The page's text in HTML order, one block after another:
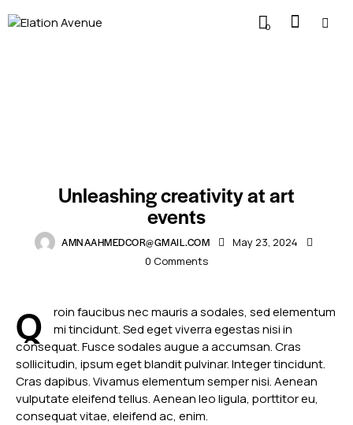
0
Unleashing creativity at art
events
AMNAAHMEDCOR@GMAIL.COM
May 23, 2024
0 Comments
Q
roin faucibus nec mauris a sodales, sed elementum
mi tincidunt. Sed eget viverra egestas nisi in
consequat. Fusce sodales augue a accumsan. Cras
sollicitudin, ipsum eget blandit pulvinar. Integer tincidunt.
Cras dapibus. Vivamus elementum semper nisi. Aenean
vulputate eleifend tellus. Aenean leo ligula, porttitor eu,
consequat vitae, eleifend ac, enim.